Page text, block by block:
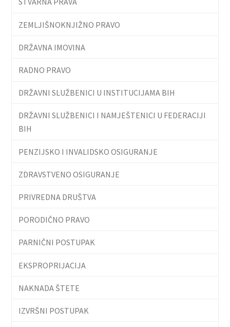
ZEMLJIŠNOKNJIŽNO PRAVO
DRŽAVNA IMOVINA
RADNO PRAVO
DRŽAVNI SLUŽBENICI U INSTITUCIJAMA BIH
DRŽAVNI SLUŽBENICI I NAMJEŠTENICI U FEDERACIJI
BIH
PENZIJSKO I INVALIDSKO OSIGURANJE
ZDRAVSTVENO OSIGURANJE
PRIVREDNA DRUŠTVA
PORODIČNO PRAVO
PARNIČNI POSTUPAK
EKSPROPRIJACIJA
NAKNADA ŠTETE
IZVRŠNI POSTUPAK